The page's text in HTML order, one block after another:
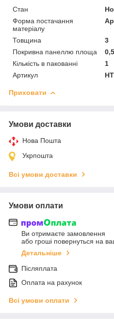
Стан
Форма постачання
матеріалу
Товщина
3
Покривна панеллю площа
Кількість в пакованні
1
Артикул
Приховати
Умови доставки
Нова Пошта
Укрпошта
Всі умови доставки
Умови оплати
Ви отримаєте замовлення
або гроші повернуться на
Детальніше
Післяплата
Оплата на рахунок
Всі умови оплати